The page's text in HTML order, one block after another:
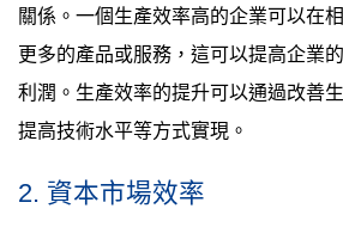
關係。一個生產效率高的企業可以在
更多的產品或服務，這可以提高企業
利潤。生產效率的提升可以通過改善
提高技術水平等方式實現。
2. 資本市場效率